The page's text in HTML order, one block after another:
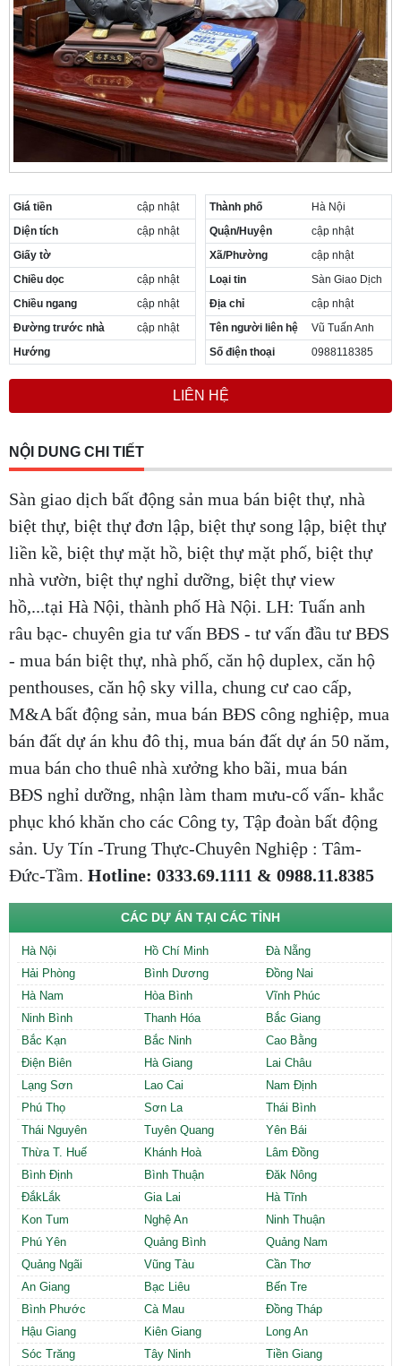
Giá tiền
cập nhật
Diện tích
cập nhật
Giấy tờ
Chiều dọc
cập nhật
Chiều ngang
cập nhật
Đường trước nhà
cập nhật
Hướng
Thành phố
Hà Nội
Quận/Huyện
cập nhật
Xã/Phường
cập nhật
Loại tin
Sàn Giao Dịch
Địa chỉ
cập nhật
Tên người liên hệ
Vũ Tuấn Anh
Số điện thoại
0988118385
LIÊN HỆ
NỘI DUNG CHI TIẾT
Sàn giao dịch bất động sản mua bán biệt thự, nhà
biệt thự, biệt thự đơn lập, biệt thự song lập, biệt thự
liền kề, biệt thự mặt hồ, biệt thự mặt phố, biệt thự
nhà vườn, biệt thự nghỉ dưỡng, biệt thự view
hồ,...tại Hà Nội, thành phố Hà Nội. LH: Tuấn anh
râu bạc- chuyên gia tư vấn BĐS - tư vấn đầu tư BĐS
- mua bán biệt thự, nhà phố, căn hộ duplex, căn hộ
penthouses, căn hộ sky villa, chung cư cao cấp,
M&A bất động sản, mua bán BĐS công nghiệp, mua
bán đất dự án khu đô thị, mua bán đất dự án 50 năm,
mua bán cho thuê nhà xưởng kho bãi, mua bán
BĐS nghỉ dưỡng, nhận làm tham mưu-cố vấn- khắc
phục khó khăn cho các Công ty, Tập đoàn bất động
sản. Uy Tín -Trung Thực-Chuyên Nghiệp : Tâm-
Đức-Tầm. Hotline: 0333.69.1111 & 0988.11.8385
CÁC DỰ ÁN TẠI CÁC TỈNH
Hà Nội Hồ Chí Minh
Đà Nẵng
Hải Phòng
Bình Dương
Đồng Nai
Hà Nam
Hòa Bình
Vĩnh Phúc
Ninh Bình
Thanh Hóa
Bắc Giang
Bắc Kạn
Bắc Ninh
Cao Bằng
Điện Biên
Hà Giang
Lai Châu
Lạng Sơn
Lao Cai
Nam Định
Phú Thọ
Sơn La
Thái Bình
Thái Nguyên
Tuyên Quang
Yên Bái
Thừa T. Huế
Khánh Hoà
Lâm Đồng
Bình Định
Bình Thuận
Đăk Nông
ĐắkLắk
Gia Lai
Hà Tĩnh
Kon Tum
Nghệ An
Ninh Thuận
Phú Yên
Quảng Bình
Quảng Nam
Quảng Ngãi
Vũng Tàu
Cần Thơ
An Giang
Bạc Liêu
Bến Tre
Bình Phước
Cà Mau
Đồng Tháp
Hậu Giang
Kiên Giang
Long An
Sóc Trăng
Tây Ninh Tiền Giang